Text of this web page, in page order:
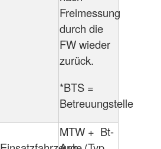
Freimessung
durch die
FW wieder
zurück.
*BTS =
Betreuungstelle
MTW + Bt-